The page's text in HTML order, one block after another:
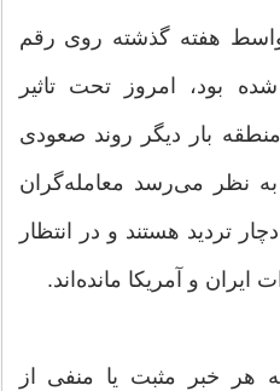
هفته گذشته روی رقم
شده‌ بود، امروز تحت تاثیر
بار دیگر روند صعودی
نظر می‌رسد معامله‌گران
تردید هستند و در انتظار
و آمریکا مانده‌اند.
هر خبر مثبت یا منفی از